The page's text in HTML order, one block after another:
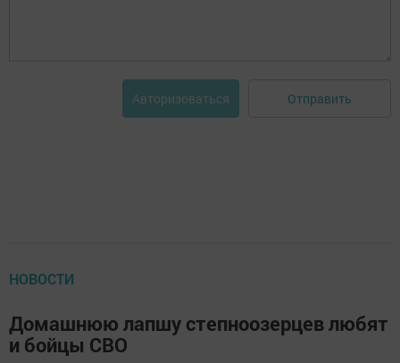
Авторизоваться Отправить
НОВОСТИ
Домашнюю лапшу степноозерцев любят
и бойцы СВО